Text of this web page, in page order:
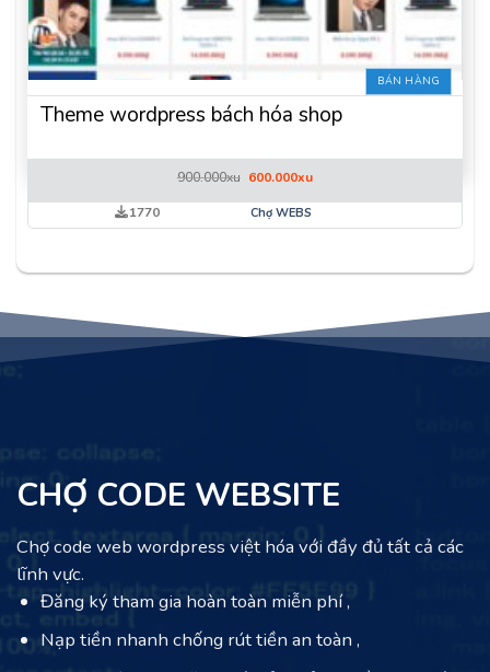
BÁN HÀNG
Theme wordpress bách hóa shop
900.000xu Giá
là:
900.000xu.
600.000xuGiá
tại
1770 Chợ WEBS
CHỢ CODE WEBSITE
Chợ code web wordpress việt hóa với đầy đủ tất cả các
lĩnh vực.
Đăng ký tham gia hoàn toàn miễn phí ,
Nạp tiền nhanh chống rút tiền an toàn ,